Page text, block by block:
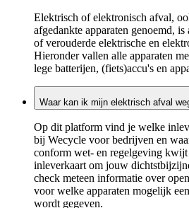
Elektrisch of elektronisch afval,
afgedankte apparaten genoemd,
of verouderde elektrische en
Hieronder vallen alle apparaten
lege batterijen, (fiets)accu's en
Waar kan ik mijn elektrisch afval
Op dit platform vind je welke
bij Wecycle voor bedrijven en
conform wet- en regelgeving
inleverkaart om jouw
check meteen informatie over
voor welke apparaten mogelijk
wordt gegeven.